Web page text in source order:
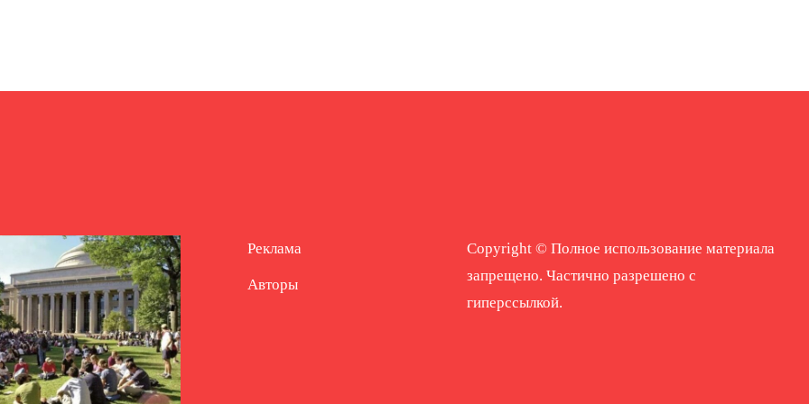
Реклама
Авторы
Copyright © Полное использование материала
запрещено. Частично разрешено с
гиперссылкой.